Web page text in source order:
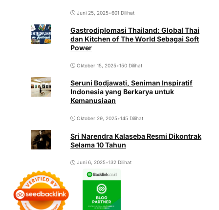
Juni 25, 2025•601 Dilihat
Gastrodiplomasi Thailand: Global Thai
dan Kitchen of The World Sebagai Soft
Power
Oktober 15, 2025•150 Dilihat
Seruni Bodjawati, Seniman Inspiratif
Indonesia yang Berkarya untuk
Kemanusiaan
Oktober 29, 2025•145 Dilihat
Sri Narendra Kalaseba Resmi Dikontrak
Selama 10 Tahun
Juni 6, 2025•132 Dilihat